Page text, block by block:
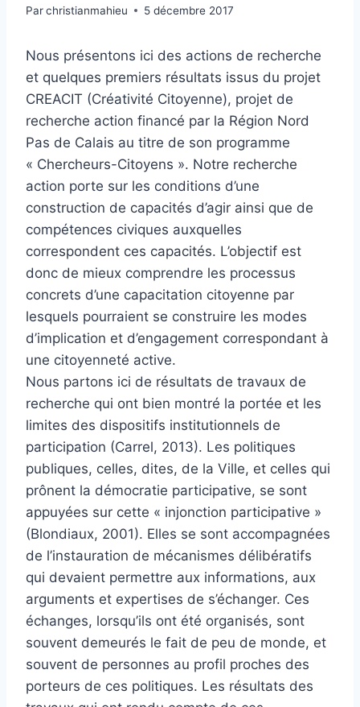
Parchristianmahieu 5 décembre 2017
Nous présentons ici des actions de recherche
et quelques premiers résultats issus du projet
CREACIT (Créativité Citoyenne), projet de
recherche action financé par la Région Nord
Pas de Calais au titre de son programme
« Chercheurs-Citoyens ». Notre recherche
action porte sur les conditions d’une
construction de capacités d’agir ainsi que de
compétences civiques auxquelles
correspondent ces capacités. L’objectif est
donc de mieux comprendre les processus
concrets d’une capacitation citoyenne par
lesquels pourraient se construire les modes
d’implication et d’engagement correspondant à
une citoyenneté active.
Nous partons ici de résultats de travaux de
recherche qui ont bien montré la portée et les
limites des dispositifs institutionnels de
participation (Carrel, 2013). Les politiques
publiques, celles, dites, de la Ville, et celles qui
prônent la démocratie participative, se sont
appuyées sur cette « injonction participative »
(Blondiaux, 2001). Elles se sont accompagnées
de l’instauration de mécanismes délibératifs
qui devaient permettre aux informations, aux
arguments et expertises de s’échanger. Ces
échanges, lorsqu’ils ont été organisés, sont
souvent demeurés le fait de peu de monde, et
souvent de personnes au profil proches des
porteurs de ces politiques. Les résultats des